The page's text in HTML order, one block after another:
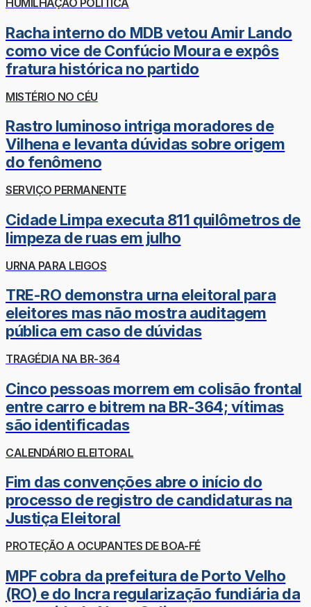
HUMILHAÇÃO POLÍTICA
Racha interno do MDB vetou Amir Lando
como vice de Confúcio Moura e expôs
fratura histórica no partido
MISTÉRIO NO CÉU
Rastro luminoso intriga moradores de
Vilhena e levanta dúvidas sobre origem
do fenômeno
SERVIÇO PERMANENTE
Cidade Limpa executa 811 quilômetros de
limpeza de ruas em julho
URNA PARA LEIGOS
TRE-RO demonstra urna eleitoral para
eleitores mas não mostra auditagem
pública em caso de dúvidas
TRAGÉDIA NA BR-364
Cinco pessoas morrem em colisão frontal
entre carro e bitrem na BR-364; vítimas
são identificadas
CALENDÁRIO ELEITORAL
Fim das convenções abre o início do
processo de registro de candidaturas na
Justiça Eleitoral
PROTEÇÃO A OCUPANTES DE BOA-FÉ
MPF cobra da prefeitura de Porto Velho
(RO) e do Incra regularização fundiária da